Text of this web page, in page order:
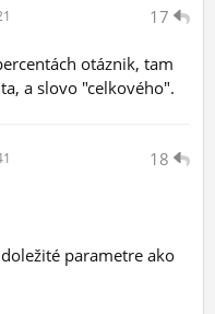
17
otáznik, tam
a slovo "celkového".
18
parametre ako